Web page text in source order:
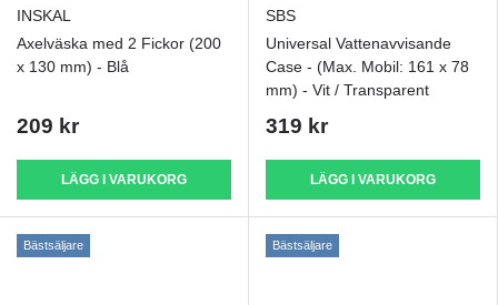
INSKAL
Axelväska med 2 Fickor (200
x 130 mm) - Blå
209 kr
LÄGG I VARUKORG
SBS
Universal Vattenavvisande
Case - (Max. Mobil: 161 x 78
mm) - Vit / Transparent
319 kr
LÄGG I VARUKORG
Bästsäljare Bästsäljare